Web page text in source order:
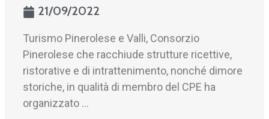
21/09/2022
Turismo Pinerolese e Valli, Consorzio
Pinerolese che racchiude strutture ricettive,
ristorative e di intrattenimento, nonché dimore
storiche, in qualità di membro del CPE ha
organizzato ...